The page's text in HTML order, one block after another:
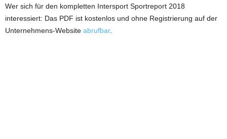
Wer sich für den kompletten Intersport Sportreport 2018
interessiert: Das PDF ist kostenlos und ohne Registrierung auf der
Unternehmens-Website abrufbar.